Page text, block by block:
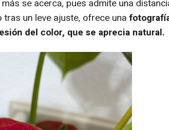
se acerca, pues admite una
un leve ajuste, ofrece una
del color, que se aprecia natural.